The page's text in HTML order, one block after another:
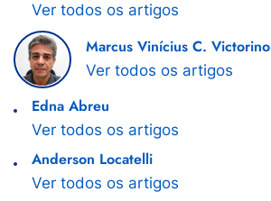
Ver todos os artigos
Marcus Vinícius C. Victorino
Ver todos os artigos
Edna Abreu
Ver todos os artigos
Anderson Locatelli
Ver todos os artigos